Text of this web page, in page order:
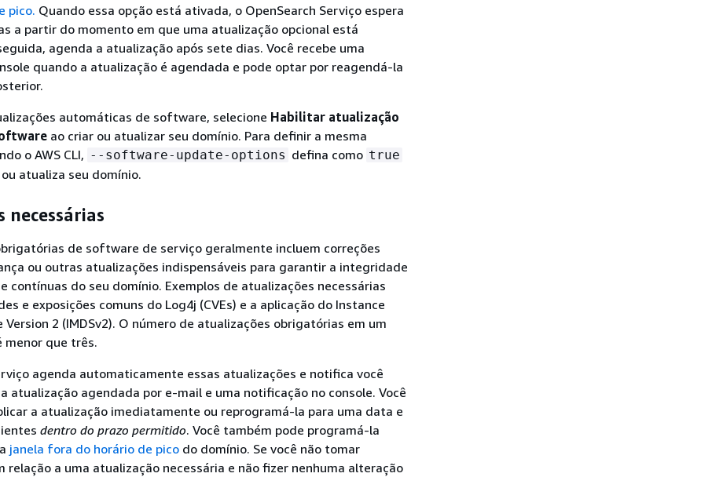
pico. Quando essa opção está ativada, o OpenSearch Serviço espera
a partir do momento em que uma atualização opcional está
agenda a atualização após sete dias. Você recebe uma
quando a atualização é agendada e pode optar por reagendá-la
automáticas de software, selecione Habilitar atualização
ao criar ou atualizar seu domínio. Para definir a mesma
o AWS CLI, --software-update-options defina como true
atualiza seu domínio.
necessárias
de software de serviço geralmente incluem correções
ou outras atualizações indispensáveis para garantir a integridade
contínuas do seu domínio. Exemplos de atualizações necessárias
e exposições comuns do Log4j (CVEs) e a aplicação do Instance
2 (IMDSv2). O número de atualizações obrigatórias em um
menor que três.
agenda automaticamente essas atualizações e notifica você
atualização agendada por e-mail e uma notificação no console. Você
a atualização imediatamente ou reprogramá-la para uma data e
dentro do prazo permitido. Você também pode programá-la
janela fora do horário de pico do domínio. Se você não tomar
relação a uma atualização necessária e não fizer nenhuma alteração